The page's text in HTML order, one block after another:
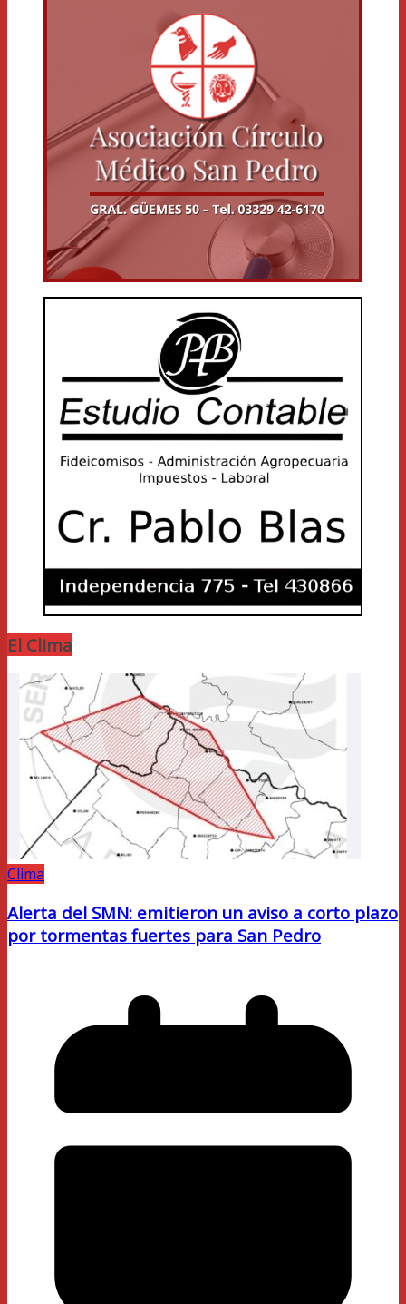
El Clima
Clima
Alerta del SMN: emitieron un aviso a corto plazo
por tormentas fuertes para San Pedro